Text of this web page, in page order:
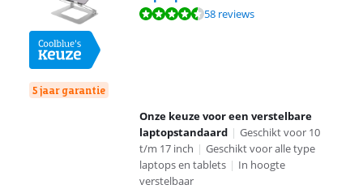
5 jaar garantie
Beoordeling is 8,7 van de 10, gebaseerd op 58 reviews.
58 reviews
Onze keuze voor een verstelbare
laptopstandaard | Geschikt voor 10
t/m 17 inch | Geschikt voor alle type
laptops en tablets | In hoogte
verstelbaar